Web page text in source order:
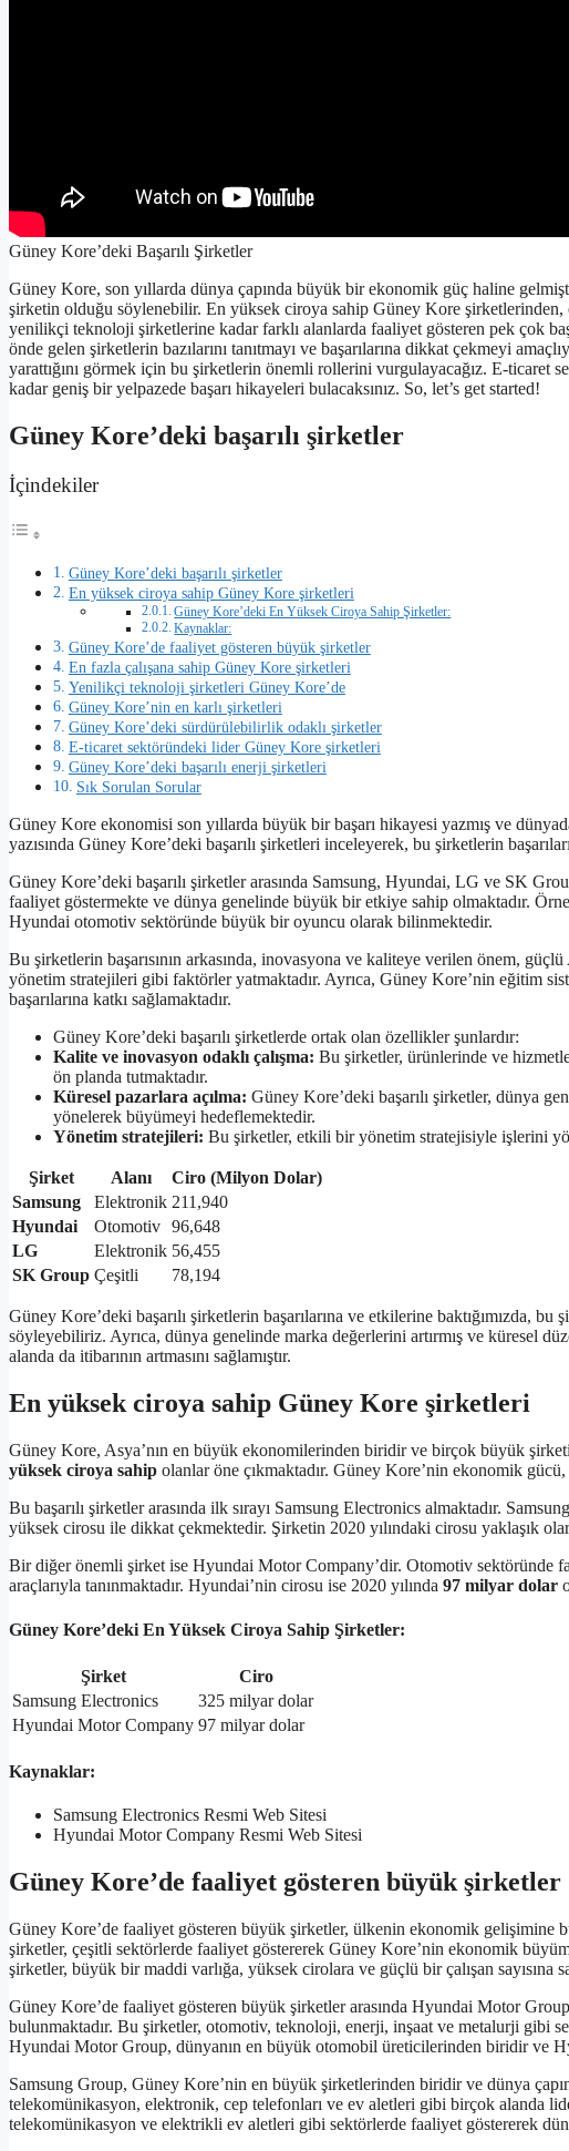
Güney Kore’deki Başarılı Şirketler
Güney Kore, son yıllarda dünya çapında büyük bir ekonomik güç haline
şirketin olduğu söylenebilir. En yüksek ciroya sahip Güney Kore şirketlerinden,
yenilikçi teknoloji şirketlerine kadar farklı alanlarda faaliyet gösteren pek çok
önde gelen şirketlerin bazılarını tanıtmayı ve başarılarına dikkat çekmeyi
yarattığını görmek için bu şirketlerin önemli rollerini vurgulayacağız. E-ticaret
kadar geniş bir yelpazede başarı hikayeleri bulacaksınız. So, let’s get started!
Güney Kore’deki başarılı şirketler
İçindekiler
Güney Kore’deki başarılı şirketler
En yüksek ciroya sahip Güney Kore şirketleri
Güney Kore’deki En Yüksek Ciroya Sahip Şirketler:
Kaynaklar:
Güney Kore’de faaliyet gösteren büyük şirketler
En fazla çalışana sahip Güney Kore şirketleri
Yenilikçi teknoloji şirketleri Güney Kore’de
Güney Kore’nin en karlı şirketleri
Güney Kore’deki sürdürülebilirlik odaklı şirketler
E-ticaret sektöründeki lider Güney Kore şirketleri
Güney Kore’deki başarılı enerji şirketleri
Sık Sorulan Sorular
Güney Kore ekonomisi son yıllarda büyük bir başarı hikayesi yazmış ve
yazısında Güney Kore’deki başarılı şirketleri inceleyerek, bu şirketlerin
Güney Kore’deki başarılı şirketler arasında Samsung, Hyundai, LG ve SK
faaliyet göstermekte ve dünya genelinde büyük bir etkiye sahip olmaktadır.
Hyundai otomotiv sektöründe büyük bir oyuncu olarak bilinmektedir.
Bu şirketlerin başarısının arkasında, inovasyona ve kaliteye verilen önem,
yönetim stratejileri gibi faktörler yatmaktadır. Ayrıca, Güney Kore’nin eğitim
başarılarına katkı sağlamaktadır.
Güney Kore’deki başarılı şirketlerde ortak olan özellikler şunlardır:
Kalite ve inovasyon odaklı çalışma: Bu şirketler, ürünlerinde ve
ön planda tutmaktadır.
Küresel pazarlara açılma: Güney Kore’deki başarılı şirketler, dünya
yönelerek büyümeyi hedeflemektedir.
Yönetim stratejileri: Bu şirketler, etkili bir yönetim stratejisiyle işlerini
Şirket Alanı
Ciro (Milyon Dolar)
Samsung
Elektronik 211,940
Hyundai
Otomotiv 96,648
LG
Elektronik 56,455
SK Group Çeşitli 78,194
Güney Kore’deki başarılı şirketlerin başarılarına ve etkilerine baktığımızda,
söyleyebiliriz. Ayrıca, dünya genelinde marka değerlerini artırmış ve küresel
alanda da itibarının artmasını sağlamıştır.
En yüksek ciroya sahip Güney Kore şirketleri
Güney Kore, Asya’nın en büyük ekonomilerinden biridir ve birçok büyük
yüksek ciroya sahip olanlar öne çıkmaktadır. Güney Kore’nin ekonomik
Bu başarılı şirketler arasında ilk sırayı Samsung Electronics almaktadır.
yüksek cirosu ile dikkat çekmektedir. Şirketin 2020 yılındaki cirosu yaklaşık
Bir diğer önemli şirket ise Hyundai Motor Company’dir. Otomotiv sektöründe
araçlarıyla tanınmaktadır. Hyundai’nin cirosu ise 2020 yılında 97 milyar dolar
Güney Kore’deki En Yüksek Ciroya Sahip Şirketler:
Şirket
Ciro
Samsung Electronics
325 milyar dolar
Hyundai Motor Company 97 milyar dolar
Kaynaklar:
Samsung Electronics Resmi Web Sitesi
Hyundai Motor Company Resmi Web Sitesi
Güney Kore’de faaliyet gösteren büyük şirketler
Güney Kore’de faaliyet gösteren büyük şirketler, ülkenin ekonomik gelişimine
şirketler, çeşitli sektörlerde faaliyet göstererek Güney Kore’nin ekonomik
şirketler, büyük bir maddi varlığa, yüksek cirolara ve güçlü bir çalışan sayısına
Güney Kore’de faaliyet gösteren büyük şirketler arasında Hyundai Motor
bulunmaktadır. Bu şirketler, otomotiv, teknoloji, enerji, inşaat ve metalurji gibi
Hyundai Motor Group, dünyanın en büyük otomobil üreticilerinden biridir ve
Samsung Group, Güney Kore’nin en büyük şirketlerinden biridir ve dünya
telekomünikasyon, elektronik, cep telefonları ve ev aletleri gibi birçok alanda
telekomünikasyon ve elektrikli ev aletleri gibi sektörlerde faaliyet göstererek